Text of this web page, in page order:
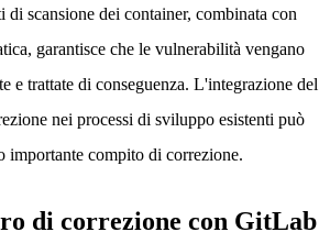
scansione dei container, combinata con
garantisce che le vulnerabilità vengano
e trattate di conseguenza. L'integrazione del
nei processi di sviluppo esistenti può
importante compito di correzione.
di correzione con GitLab